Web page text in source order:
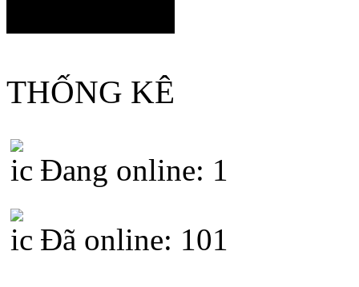
THỐNG KÊ
Đang online: 1
Đã online: 101